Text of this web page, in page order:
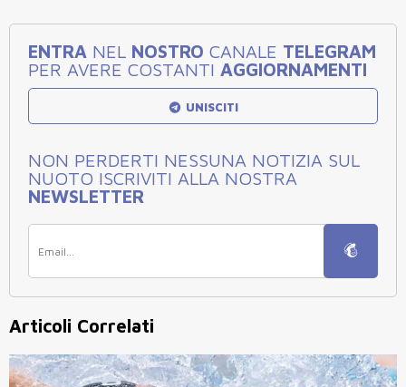
ENTRA NEL NOSTRO CANALE TELEGRAM
PER AVERE COSTANTI AGGIORNAMENTI
UNISCITI
NON PERDERTI NESSUNA NOTIZIA SUL
NUOTO ISCRIVITI ALLA NOSTRA
NEWSLETTER
Articoli Correlati